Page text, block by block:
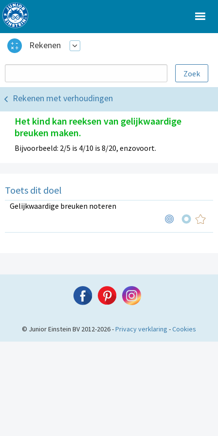
Rekenen
Rekenen met verhoudingen
Het kind kan reeksen van gelijkwaardige
breuken maken.
Bijvoorbeeld: 2/5 is 4/10 is 8/20, enzovoort.
Toets dit doel
Gelijkwaardige breuken noteren
© Junior Einstein BV 2012-2026 -Privacy verklaring -Cookies